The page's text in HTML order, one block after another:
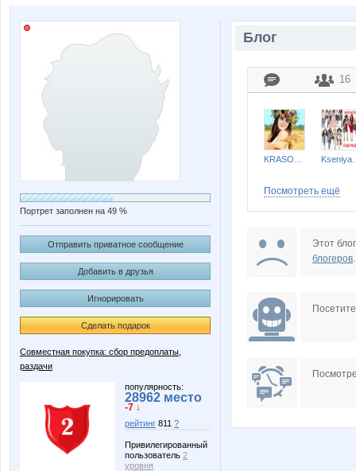
Портрет заполнен на 49 %
Отправить приватное сообщение
Добавить в друзья
Игнорировать
Сделать подарок
Совместная покупка: сбор предоплаты,
раздачи
популярность:
28962 место
-7 ↓
рейтинг 811 ?
Привилегированный
пользователь 2
уровня
Блог
16
ШаГаНэ
Посмотреть ещё
Этот
блогеров.